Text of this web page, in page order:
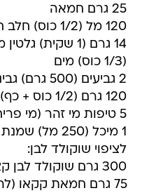
25 גרם חמאה
120 מל (1/2 כוס) חלב חמים
14 גרם (1 שקית) גלטין מרוכך ב-80 מל
(1/3 כוס) מים
2 גביעים (500 גרם) גבינת מסקרפונה
120 גרם (1/2 כוס + כף) סוכר
5 טיפות מי זהר (מי פריחת הדרים)
1 מיכל (250 מל) שמנת מתוקה
לציפוי שוקולד לבן:
300 גרם שוקולד לבן קצוץ
75 גרם חמאת קקאו (להשיג בחנויות המתמחות)